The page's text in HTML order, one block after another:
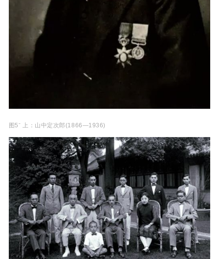
图5ˉ 上：山中定次郎(1866—1936)